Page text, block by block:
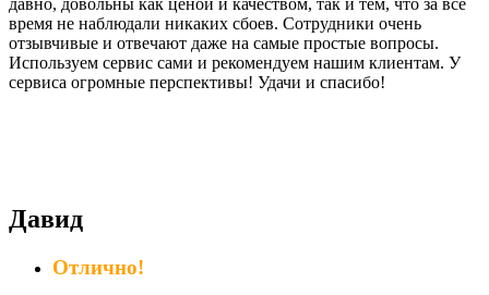
давно, довольны как ценой и качеством, так и тем, что за все
время не наблюдали никаких сбоев. Сотрудники очень
отзывчивые и отвечают даже на самые простые вопросы.
Используем сервис сами и рекомендуем нашим клиентам. У
сервиса огромные перспективы! Удачи и спасибо!
Давид
Отлично!